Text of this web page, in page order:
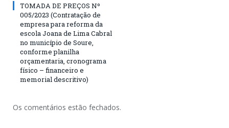
TOMADA DE PREÇOS Nº
005/2023 (Contratação de
empresa para reforma da
escola Joana de Lima Cabral
no município de Soure,
conforme planilha
orçamentaria, cronograma
físico – financeiro e
memorial descritivo)
Os comentários estão fechados.